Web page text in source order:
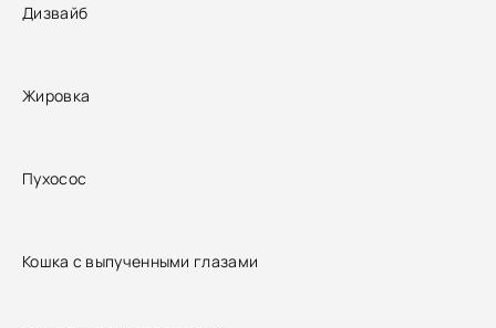
Дизвайб
Жировка
Пухосос
Кошка с выпученными глазами